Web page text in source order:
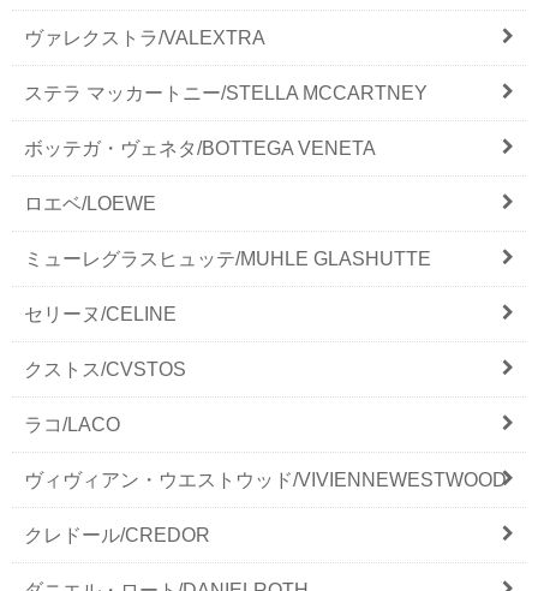
ヴァレクストラ/VALEXTRA
ステラ マッカートニー/STELLA MCCARTNEY
ボッテガ・ヴェネタ/BOTTEGA VENETA
ロエベ/LOEWE
ミューレグラスヒュッテ/MUHLE GLASHUTTE
セリーヌ/CELINE
クストス/CVSTOS
ラコ/LACO
ヴィヴィアン・ウエストウッド/VIVIENNEWESTWOOD
クレドール/CREDOR